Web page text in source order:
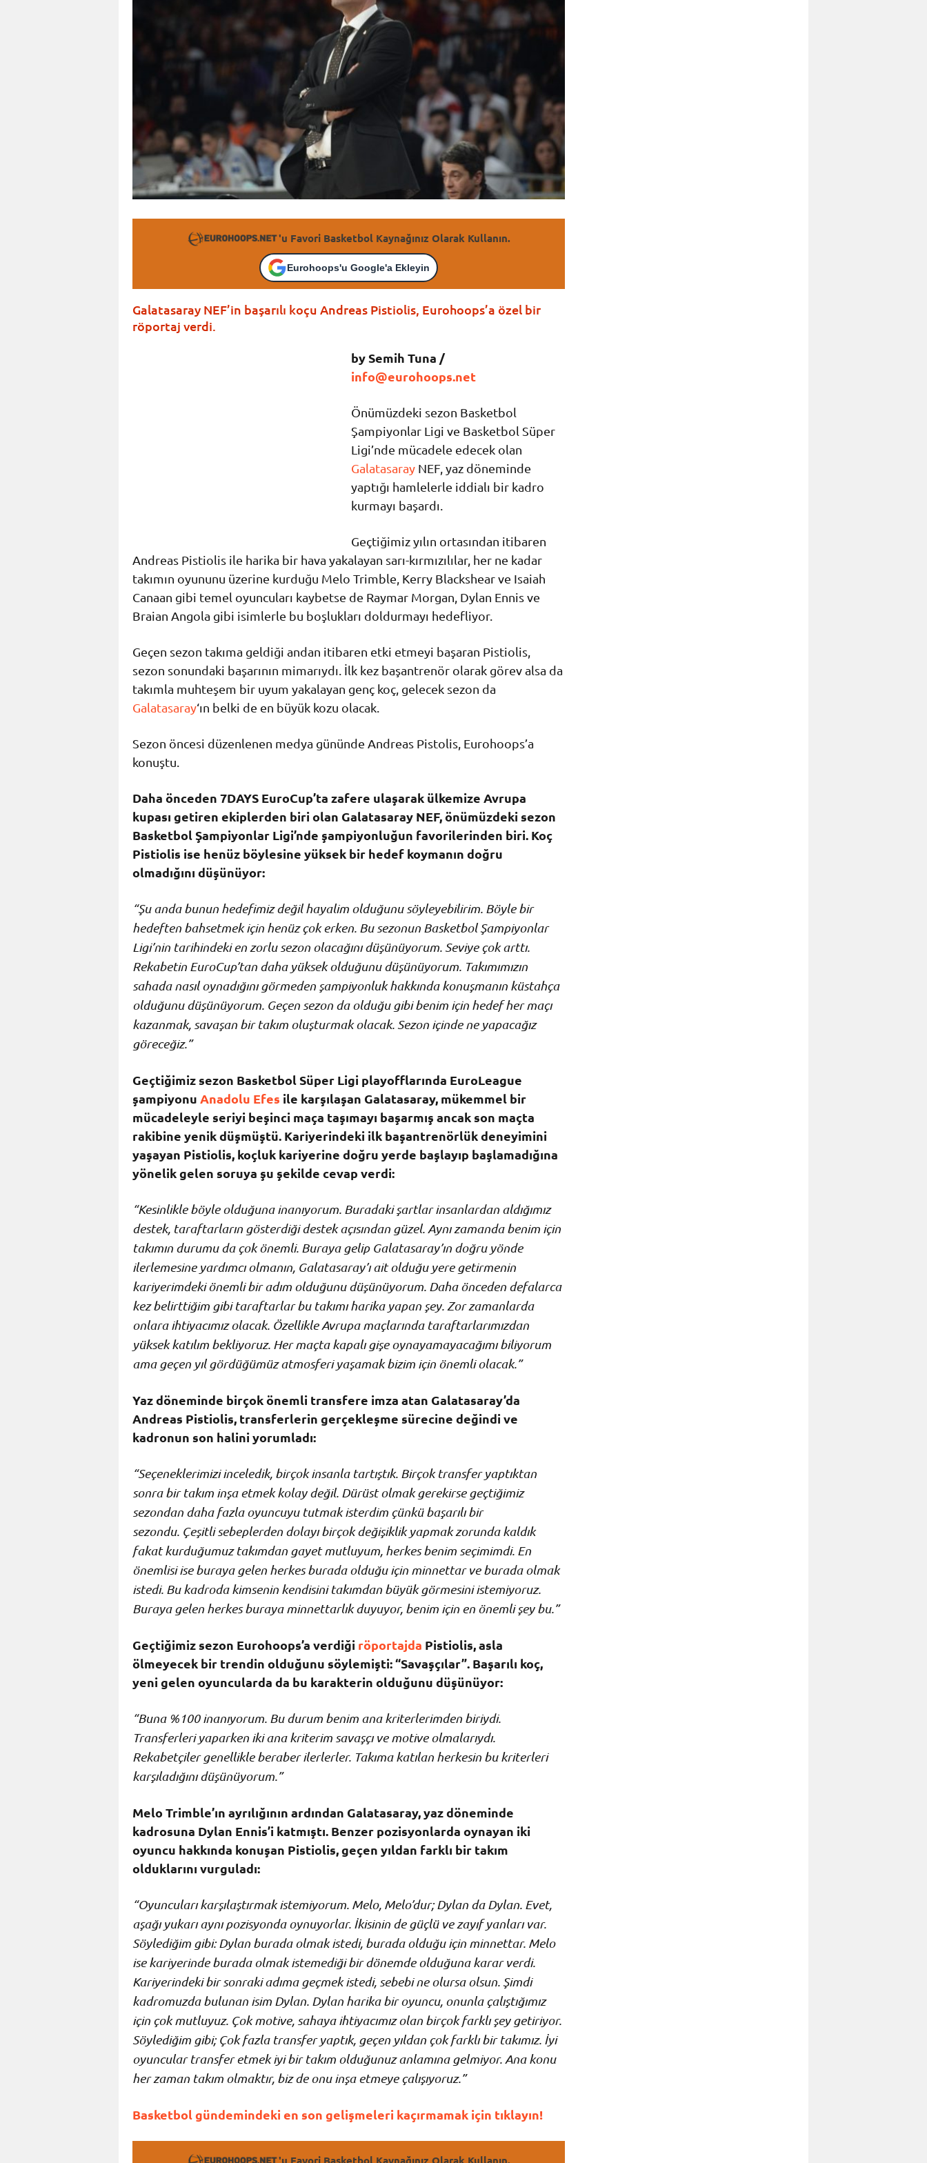
'u Favori Basketbol Kaynağınız Olarak Kullanın.
Eurohoops'u Google'a Ekleyin
Galatasaray NEF’in başarılı koçu Andreas Pistiolis, Eurohoops’a özel bir
röportaj verdi.
by Semih Tuna /
info@eurohoops.net
Önümüzdeki sezon Basketbol
Şampiyonlar Ligi ve Basketbol Süper
Ligi’nde mücadele edecek olan
GalatasarayNEF, yaz döneminde
yaptığı hamlelerle iddialı bir kadro
kurmayı başardı.
Geçtiğimiz yılın ortasından itibaren
Andreas Pistiolis ile harika bir hava yakalayan sarı-kırmızılılar, her ne kadar
takımın oyununu üzerine kurduğu Melo Trimble, Kerry Blackshear ve Isaiah
Canaan gibi temel oyuncuları kaybetse de Raymar Morgan, Dylan Ennis ve
Braian Angola gibi isimlerle bu boşlukları doldurmayı hedefliyor.
Geçen sezon takıma geldiği andan itibaren etki etmeyi başaran Pistiolis,
sezon sonundaki başarının mimarıydı. İlk kez başantrenör olarak görev alsa da
takımla muhteşem bir uyum yakalayan genç koç, gelecek sezon da
Galatasaray‘ın belki de en büyük kozu olacak.
Sezon öncesi düzenlenen medya gününde Andreas Pistolis, Eurohoops’a
konuştu.
Daha önceden 7DAYS EuroCup’ta zafere ulaşarak ülkemize Avrupa
kupası getiren ekiplerden biri olan Galatasaray NEF, önümüzdeki sezon
Basketbol Şampiyonlar Ligi’nde şampiyonluğun favorilerinden biri. Koç
Pistiolis ise henüz böylesine yüksek bir hedef koymanın doğru
olmadığını düşünüyor:
“Şu anda bunun hedefimiz değil hayalim olduğunu söyleyebilirim. Böyle bir
hedeften bahsetmek için henüz çok erken. Bu sezonun Basketbol Şampiyonlar
Ligi’nin tarihindeki en zorlu sezon olacağını düşünüyorum. Seviye çok arttı.
Rekabetin EuroCup’tan daha yüksek olduğunu düşünüyorum. Takımımızın
sahada nasıl oynadığını görmeden şampiyonluk hakkında konuşmanın küstahça
olduğunu düşünüyorum. Geçen sezon da olduğu gibi benim için hedef her maçı
kazanmak, savaşan bir takım oluşturmak olacak. Sezon içinde ne yapacağız
göreceğiz.”
Geçtiğimiz sezon Basketbol Süper Ligi playofflarında EuroLeague
şampiyonu Anadolu Efes ile karşılaşan Galatasaray, mükemmel bir
mücadeleyle seriyi beşinci maça taşımayı başarmış ancak son maçta
rakibine yenik düşmüştü. Kariyerindeki ilk başantrenörlük deneyimini
yaşayan Pistiolis, koçluk kariyerine doğru yerde başlayıp başlamadığına
yönelik gelen soruya şu şekilde cevap verdi:
“Kesinlikle böyle olduğuna inanıyorum. Buradaki şartlar insanlardan aldığımız
destek, taraftarların gösterdiği destek açısından güzel. Aynı zamanda benim için
takımın durumu da çok önemli. Buraya gelip Galatasaray’ın doğru yönde
ilerlemesine yardımcı olmanın, Galatasaray’ı ait olduğu yere getirmenin
kariyerimdeki önemli bir adım olduğunu düşünüyorum. Daha önceden defalarca
kez belirttiğim gibi taraftarlar bu takımı harika yapan şey. Zor zamanlarda
onlara ihtiyacımız olacak. Özellikle Avrupa maçlarında taraftarlarımızdan
yüksek katılım bekliyoruz. Her maçta kapalı gişe oynayamayacağımı biliyorum
ama geçen yıl gördüğümüz atmosferi yaşamak bizim için önemli olacak.”
Yaz döneminde birçok önemli transfere imza atan Galatasaray’da
Andreas Pistiolis, transferlerin gerçekleşme sürecine değindi ve
kadronun son halini yorumladı:
“Seçeneklerimizi inceledik, birçok insanla tartıştık. Birçok transfer yaptıktan
sonra bir takım inşa etmek kolay değil. Dürüst olmak gerekirse geçtiğimiz
sezondan daha fazla oyuncuyu tutmak isterdim çünkü başarılı bir
sezondu. Çeşitli sebeplerden dolayı birçok değişiklik yapmak zorunda kaldık
fakat kurduğumuz takımdan gayet mutluyum, herkes benim seçimimdi. En
önemlisi ise buraya gelen herkes burada olduğu için minnettar ve burada olmak
istedi. Bu kadroda kimsenin kendisini takımdan büyük görmesini istemiyoruz.
Buraya gelen herkes buraya minnettarlık duyuyor, benim için en önemli şey bu.”
Geçtiğimiz sezon Eurohoops’a verdiği röportajda Pistiolis, asla
ölmeyecek bir trendin olduğunu söylemişti: “Savaşçılar”. Başarılı koç,
yeni gelen oyuncularda da bu karakterin olduğunu düşünüyor:
“Buna %100 inanıyorum. Bu durum benim ana kriterlerimden biriydi.
Transferleri yaparken iki ana kriterim savaşçı ve motive olmalarıydı.
Rekabetçiler genellikle beraber ilerlerler. Takıma katılan herkesin bu kriterleri
karşıladığını düşünüyorum.”
Melo Trimble’ın ayrılığının ardından Galatasaray, yaz döneminde
kadrosuna Dylan Ennis’i katmıştı. Benzer pozisyonlarda oynayan iki
oyuncu hakkında konuşan Pistiolis, geçen yıldan farklı bir takım
olduklarını vurguladı:
“Oyuncuları karşılaştırmak istemiyorum. Melo, Melo’dur; Dylan da Dylan. Evet,
aşağı yukarı aynı pozisyonda oynuyorlar. İkisinin de güçlü ve zayıf yanları var.
Söylediğim gibi: Dylan burada olmak istedi, burada olduğu için minnettar. Melo
ise kariyerinde burada olmak istemediği bir dönemde olduğuna karar verdi.
Kariyerindeki bir sonraki adıma geçmek istedi, sebebi ne olursa olsun. Şimdi
kadromuzda bulunan isim Dylan. Dylan harika bir oyuncu, onunla çalıştığımız
için çok mutluyuz. Çok motive, sahaya ihtiyacımız olan birçok farklı şey getiriyor.
Söylediğim gibi; Çok fazla transfer yaptık, geçen yıldan çok farklı bir takımız. İyi
oyuncular transfer etmek iyi bir takım olduğunuz anlamına gelmiyor. Ana konu
her zaman takım olmaktır, biz de onu inşa etmeye çalışıyoruz.”
Basketbol gündemindeki en son gelişmeleri kaçırmamak için tıklayın!
'u Favori Basketbol Kaynağınız Olarak Kullanın.